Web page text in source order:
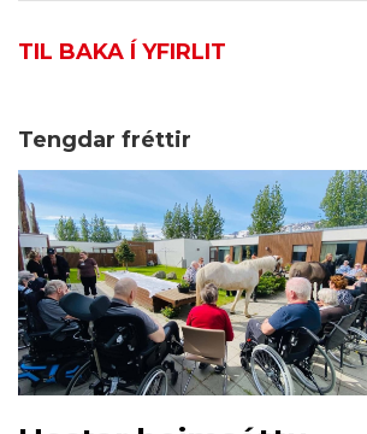
TIL BAKA Í YFIRLIT
Tengdar fréttir